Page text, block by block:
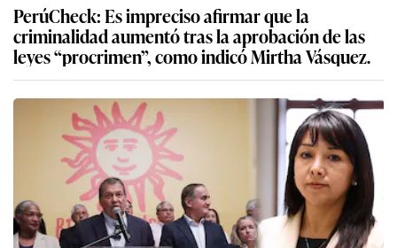
PerúCheck: Es impreciso afirmar que la
criminalidad aumentó tras la aprobación de las
leyes “procrimen”, como indicó Mirtha Vásquez.